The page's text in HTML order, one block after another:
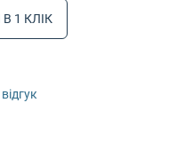
1 КЛІК